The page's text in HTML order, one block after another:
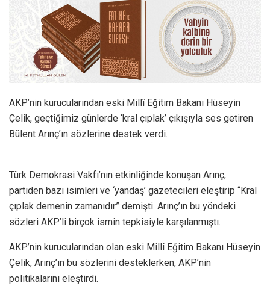
AKP’nin kurucularından eski Millî Eğitim Bakanı Hüseyin
Çelik, geçtiğimiz günlerde ‘kral çıplak’ çıkışıyla ses getiren
Bülent Arınç’ın sözlerine destek verdi.
Türk Demokrasi Vakfı’nın etkinliğinde konuşan Arınç,
partiden bazı isimleri ve ‘yandaş’ gazetecileri eleştirip “Kral
çıplak demenin zamanıdır” demişti. Arınç’ın bu yöndeki
sözleri AKP’li birçok ismin tepkisiyle karşılanmıştı.
AKP’nin kurucularından olan eski Millî Eğitim Bakanı Hüseyin
Çelik, Arınç’ın bu sözlerini desteklerken, AKP’nin
politikalarını eleştirdi.